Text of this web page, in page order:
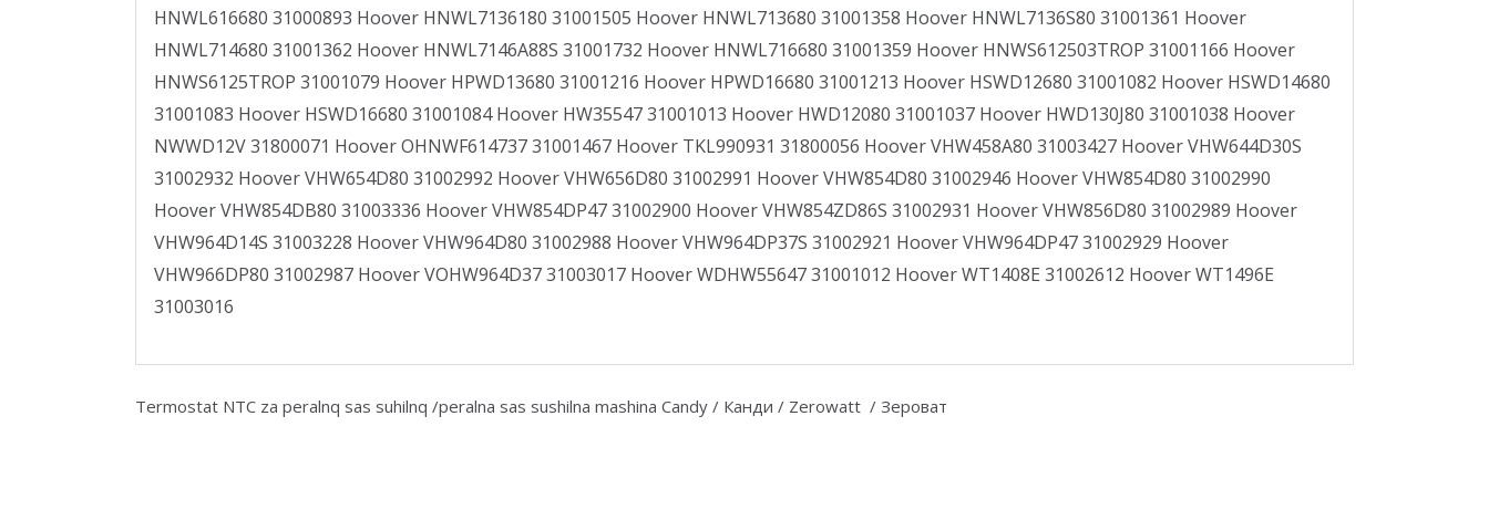
HNWL616680 31000893 Hoover HNWL7136180 31001505 Hoover HNWL713680 31001358 Hoover HNWL7136S80 31001361 Hoover
HNWL714680 31001362 Hoover HNWL7146A88S 31001732 Hoover HNWL716680 31001359 Hoover HNWS612503TROP 31001166 Hoover
HNWS6125TROP 31001079 Hoover HPWD13680 31001216 Hoover HPWD16680 31001213 Hoover HSWD12680 31001082 Hoover HSWD14680
31001083 Hoover HSWD16680 31001084 Hoover HW35547 31001013 Hoover HWD12080 31001037 Hoover HWD130J80 31001038 Hoover
NWWD12V 31800071 Hoover OHNWF614737 31001467 Hoover TKL990931 31800056 Hoover VHW458A80 31003427 Hoover VHW644D30S
31002932 Hoover VHW654D80 31002992 Hoover VHW656D80 31002991 Hoover VHW854D80 31002946 Hoover VHW854D80 31002990
Hoover VHW854DB80 31003336 Hoover VHW854DP47 31002900 Hoover VHW854ZD86S 31002931 Hoover VHW856D80 31002989 Hoover
VHW964D14S 31003228 Hoover VHW964D80 31002988 Hoover VHW964DP37S 31002921 Hoover VHW964DP47 31002929 Hoover
VHW966DP80 31002987 Hoover VOHW964D37 31003017 Hoover WDHW55647 31001012 Hoover WT1408E 31002612 Hoover WT1496E
31003016
Тermostat NTC za peralnq sas suhilnq /peralna sas sushilna mashina Candy / Канди / Zerowatt / Зероват